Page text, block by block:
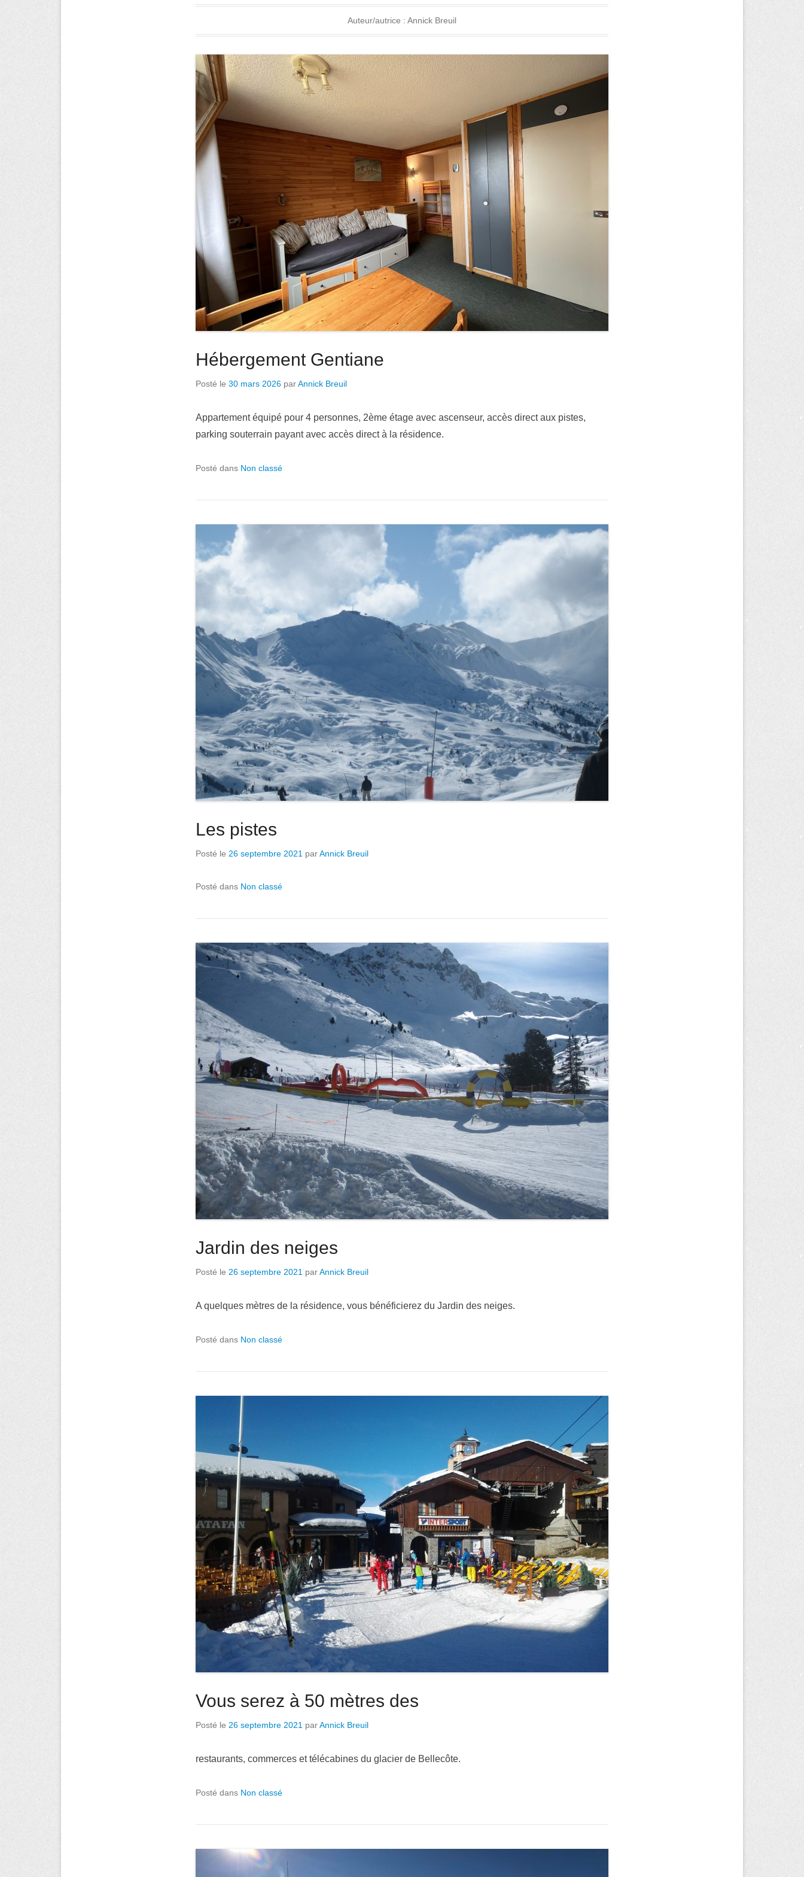
Auteur/autrice : Annick Breuil
Hébergement Gentiane
Posté le 30 mars 2026 parAnnick Breuil
Appartement équipé pour 4 personnes, 2ème étage avec ascenseur, accès direct aux pistes,
parking souterrain payant avec accès direct à la résidence.
Posté dans Non classé
Les pistes
Posté le 26 septembre 2021 parAnnick Breuil
Posté dans Non classé
Jardin des neiges
Posté le 26 septembre 2021 parAnnick Breuil
A quelques mètres de la résidence, vous bénéficierez du Jardin des neiges.
Posté dans Non classé
Vous serez à 50 mètres des
Posté le 26 septembre 2021 parAnnick Breuil
restaurants, commerces et télécabines du glacier de Bellecôte.
Posté dans Non classé